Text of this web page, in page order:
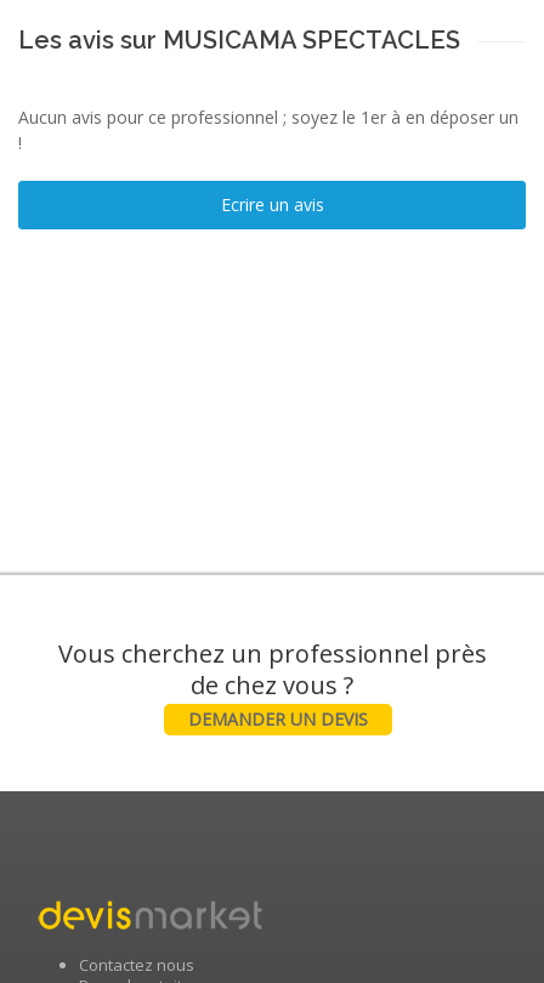
Les avis sur MUSICAMA SPECTACLES
Aucun avis pour ce professionnel ; soyez le 1er à en déposer un
!
Ecrire un avis
Vous cherchez un professionnel près
DEMANDER UN DEVIS
Contactez nous